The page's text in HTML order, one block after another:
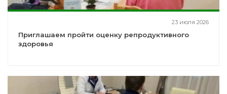
23 июля 2026
Приглашаем пройти оценку репродуктивного
здоровья